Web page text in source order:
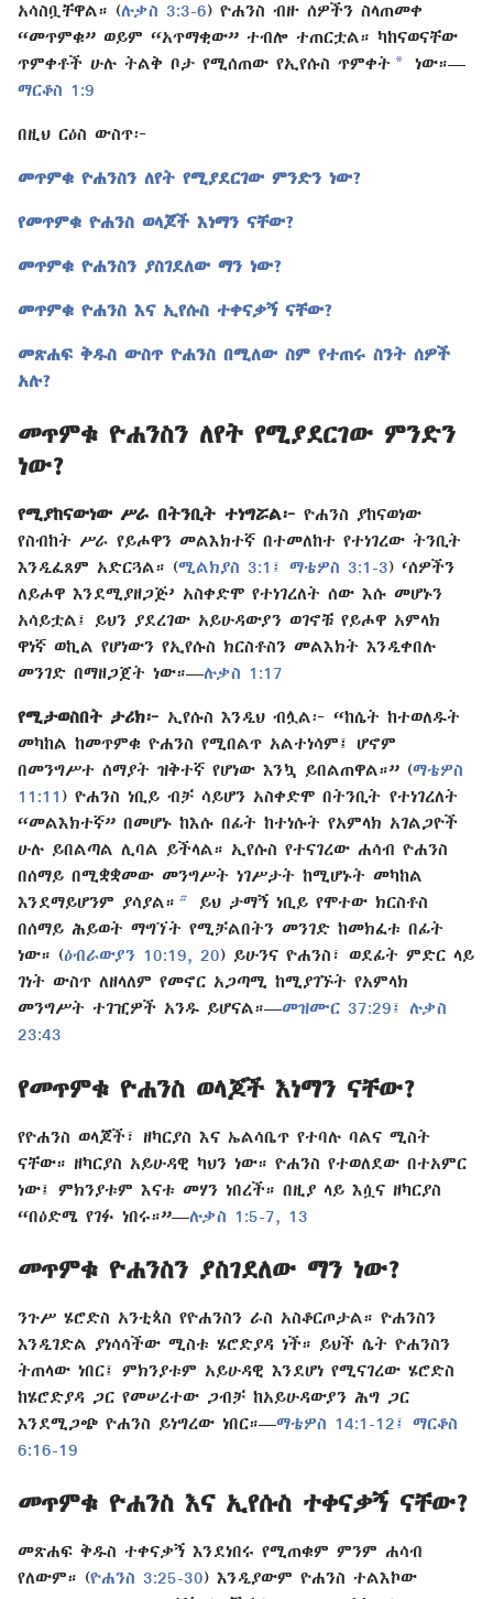
አሳስቧቸዋል። (ሉቃስ 3:3-6) ዮሐንስ ብዙ ሰዎችን ስላጠመቀ
“መጥምቁ” ወይም “አጥማቂው” ተብሎ ተጠርቷል። ካከናወናቸው
ጥምቀቶች ሁሉ ትልቅ ቦታ የሚሰጠው የኢየሱስ ጥምቀት a
ነው።—
ማርቆስ 1:9
በዚህ ርዕስ ውስጥ፦
መጥምቁ ዮሐንስን ለየት የሚያደርገው ምንድን ነው?
የመጥምቁ ዮሐንስ ወላጆች እነማን ናቸው?
መጥምቁ ዮሐንስን ያስገደለው ማን ነው?
መጥምቁ ዮሐንስ እና ኢየሱስ ተቀናቃኝ ናቸው?
መጽሐፍ ቅዱስ ውስጥ ዮሐንስ በሚለው ስም የተጠሩ ስንት ሰዎች
አሉ?
መጥምቁ ዮሐንስን ለየት የሚያደርገው ምንድን
ነው?
የሚያከናውነው ሥራ በትንቢት ተነግሯል፦ ዮሐንስ ያከናወነው
የስብከት ሥራ የይሖዋን መልእክተኛ በተመለከተ የተነገረው ትንቢት
እንዲፈጸም አድርጓል። (ሚልክያስ 3:1፤ ማቴዎስ 3:1-3) ‘ሰዎችን
ለይሖዋ እንደሚያዘጋጅ’ አስቀድሞ የተነገረለት ሰው እሱ መሆኑን
አሳይቷል፤ ይህን ያደረገው አይሁዳውያን ወገኖቹ የይሖዋ አምላክ
ዋነኛ ወኪል የሆነውን የኢየሱስ ክርስቶስን መልእክት እንዲቀበሉ
መንገድ በማዘጋጀት ነው።—ሉቃስ 1:17
የሚታወስበት ታሪክ፦ ኢየሱስ እንዲህ ብሏል፦ “ከሴት ከተወለዱት
መካከል ከመጥምቁ ዮሐንስ የሚበልጥ አልተነሳም፤ ሆኖም
በመንግሥተ ሰማያት ዝቅተኛ የሆነው እንኳ ይበልጠዋል።” (ማቴዎስ
11:11 ) ዮሐንስ ነቢይ ብቻ ሳይሆን አስቀድሞ በትንቢት የተነገረለት
“መልእክተኛ” በመሆኑ ከእሱ በፊት ከተነሱት የአምላክ አገልጋዮች
ሁሉ ይበልጣል ሊባል ይችላል። ኢየሱስ የተናገረው ሐሳብ ዮሐንስ
በሰማይ በሚቋቋመው መንግሥት ነገሥታት ከሚሆኑት መካከል
እንደማይሆንም ያሳያል። b
ይህ ታማኝ ነቢይ የሞተው ክርስቶስ
በሰማይ ሕይወት ማግኘት የሚቻልበትን መንገድ ከመክፈቱ በፊት
ነው። (ዕብራውያን 10:19, 20) ይሁንና ዮሐንስ፣ ወደፊት ምድር ላይ
ገነት ውስጥ ለዘላለም የመኖር አጋጣሚ ከሚያገኙት የአምላክ
መንግሥት ተገዢዎች አንዱ ይሆናል።—መዝሙር 37:29፤
ሉቃስ
23:43
የመጥምቁ ዮሐንስ ወላጆች እነማን ናቸው?
የዮሐንስ ወላጆች፣ ዘካርያስ እና ኤልሳቤጥ የተባሉ ባልና ሚስት
ናቸው። ዘካርያስ አይሁዳዊ ካህን ነው። ዮሐንስ የተወለደው በተአምር
ነው፤ ምክንያቱም እናቱ መሃን ነበረች። በዚያ ላይ እሷና ዘካርያስ
“በዕድሜ የገፉ ነበሩ።”—ሉቃስ 1:5-7, 13
መጥምቁ ዮሐንስን ያስገደለው ማን ነው?
ንጉሥ ሄሮድስ አንቲጳስ የዮሐንስን ራስ አስቆርጦታል። ዮሐንስን
እንዲገድል ያነሳሳችው ሚስቱ ሄሮድያዳ ነች። ይህች ሴት ዮሐንስን
ትጠላው ነበር፤ ምክንያቱም አይሁዳዊ እንደሆነ የሚናገረው ሄሮድስ
ከሄሮድያዳ ጋር የመሠረተው ጋብቻ ከአይሁዳውያን ሕግ ጋር
እንደሚጋጭ ዮሐንስ ይነግረው ነበር።—ማቴዎስ 14:1-12፤
ማርቆስ
6:16-19
መጥምቁ ዮሐንስ እና ኢየሱስ ተቀናቃኝ ናቸው?
መጽሐፍ ቅዱስ ተቀናቃኝ እንደነበሩ የሚጠቁም ምንም ሐሳብ
የለውም። (ዮሐንስ 3:25-30) እንዲያውም ዮሐንስ ተልእኮው